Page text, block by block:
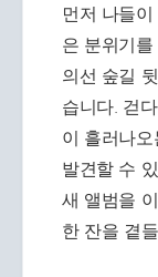
먼저 나들
은 분위기
의선 숲길
습니다. 걷
이 흘러나
발견할 수
새 앨범을
한 잔을 곁